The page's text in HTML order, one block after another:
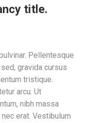
title.
Pellentesque
gravida cursus
tristique.
arcu. Ut
nibh massa
erat. Vestibulum